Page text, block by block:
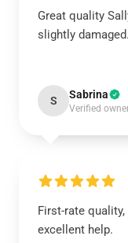
Great quality
slightly damaged.
S Sabrina
Verified
First-rate
excellent help.